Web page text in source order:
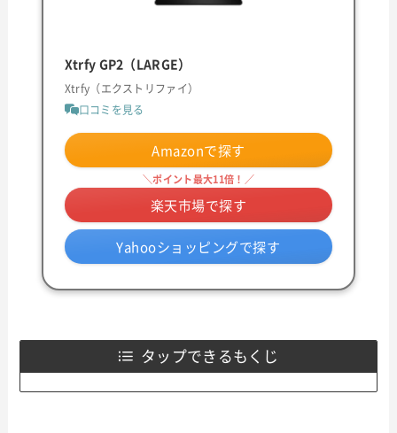
Xtrfy GP2（LARGE）
Xtrfy（エクストリファイ）
口コミを見る
Amazonで探す
＼ポイント最大11倍！／
楽天市場で探す
Yahooショッピングで探す
タップできるもくじ